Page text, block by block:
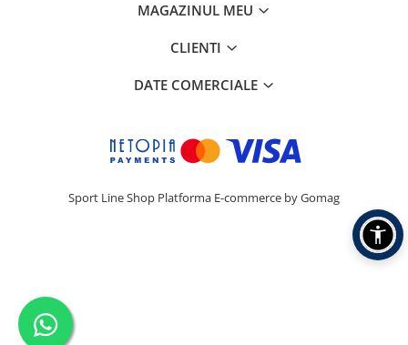
MAGAZINUL MEU
CLIENTI
DATE COMERCIALE
Sport Line Shop Platforma E-commerce by Gomag